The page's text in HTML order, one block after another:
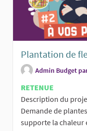
Plantation de
Admin Budget
RETENUE
Description du
Demande de
supporte la chaleur